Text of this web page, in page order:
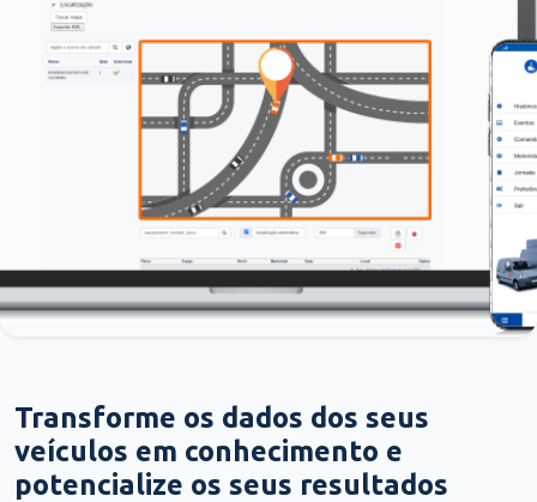
Transforme os dados dos seus
veículos em conhecimento e
potencialize os seus resultados